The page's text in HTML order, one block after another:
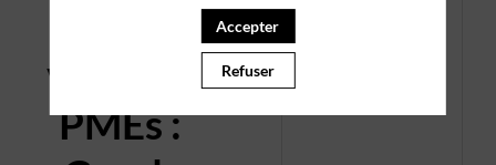
vous des
PMEs :
Accepter
Refuser